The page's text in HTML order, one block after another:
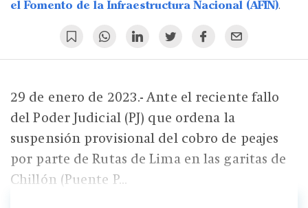
Legal y Política
Blogs
el Fomento de la Infraestructura Nacional (AFIN).
29 de enero de 2023.- Ante el reciente fallo
del Poder Judicial (PJ) que ordena la
suspensión provisional del cobro de peajes
por parte de Rutas de Lima en las garitas de
Chillón (Puente P...